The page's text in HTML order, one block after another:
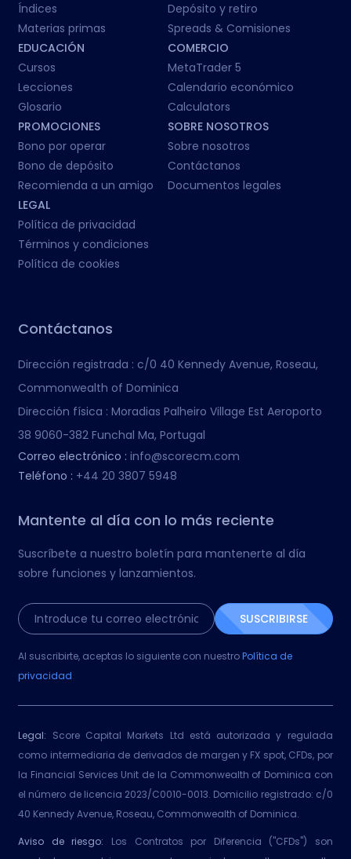
Índices
Materias primas
Depósito y retiro
Spreads & Comisiones
EDUCACIÓN
Cursos
Lecciones
Glosario
COMERCIO
MetaTrader 5
Calendario económico
Calculators
PROMOCIONES
Bono por operar
Bono de depósito
Recomienda a un amigo
SOBRE NOSOTROS
Sobre nosotros
Contáctanos
Documentos legales
LEGAL
Política de privacidad
Términos y condiciones
Política de cookies
Contáctanos
Dirección registrada : c/0 40 Kennedy Avenue, Roseau,
Commonwealth of Dominica
Dirección física : Moradias Palheiro Village Est Aeroporto
38 9060-382 Funchal Ma, Portugal
Correo electrónico : info@scorecm.com
Teléfono : +44 20 3807 5948
Mantente al día con lo más reciente
Suscríbete a nuestro boletín para mantenerte al día
sobre funciones y lanzamientos.
SUSCRIBIRSE
Al suscribirte, aceptas lo siguiente con nuestroPolítica de
privacidad
Legal: Score Capital Markets Ltd está autorizada y regulada
como intermediaria de derivados de margen y FX spot, CFDs, por
la Financial Services Unit de la Commonwealth of Dominica con
el número de licencia 2023/C0010-0013. Domicilio registrado: c/0
40 Kennedy Avenue, Roseau, Commonwealth of Dominica.
Aviso de riesgo: Los Contratos por Diferencia ("CFDs") son